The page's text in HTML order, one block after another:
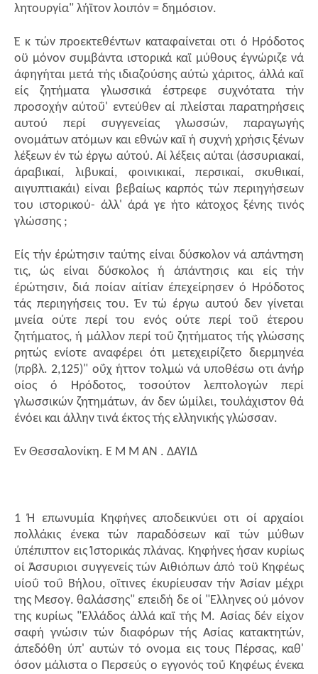
λητουργία" λήϊτον λοιπόν = δημόσιον.
Έ κ τών προεκτεθέντων καταφαίνεται οτι ό Ηρόδοτος
οϋ μόνον συμβάντα ιστορικά καϊ μύθους έγνώριζε νά
άφηγήται μετά τής ιδιαζούσης αύτώ χάριτος, άλλά καϊ
είς ζητήματα γλωσσικά έστρεφε συχνότατα τήν
προσοχήν αύτοΰ' εντεύθεν αί πλείσται παρατηρήσεις
αυτού περί συγγενείας γλωσσών, παραγωγής
ονομάτων ατόμων και εθνών καϊ ή συχνή χρήσις ξένων
λέξεων έν τώ έργω αύτού. Αί λέξεις αύται (άσσυριακαί,
άραβικαί, λιβυκαί, φοινικικαί, περσικαί, σκυθικαί,
αιγυπτιακάι) είναι βεβαίως καρπός τών περιηγήσεων
του ιστορικού- άλλ' άρά γε ήτο κάτοχος ξένης τινός
γλώσσης ;
Είς τήν έρώτησιν ταύτης είναι δύσκολον νά απάντηση
τις, ώς είναι δύσκολος ή άπάντησις και είς τήν
έρώτησιν, διά ποίαν αίτίαν έπεχείρησεν ό Ηρόδοτος
τάς περιηγήσεις του. Έν τώ έργω αυτού δεν γίνεται
μνεία ούτε περί του ενός ούτε περί τοΰ έτερου
ζητήματος, ή μάλλον περί τοΰ ζητήματος τής γλώσσης
ρητώς ενίοτε αναφέρει ότι μετεχειρίζετο διερμηνέα
(πρβλ. 2,125)" οΰχ ήττον τολμώ νά υποθέσω οτι άνήρ
οίος ό Ηρόδοτος, τοσούτον λεπτολογών περί
γλωσσικών ζητημάτων, άν δεν ώμίλει, τουλάχιστον θά
ένόει και άλλην τινά έκτος τής ελληνικής γλώσσαν.
Έν Θεσσαλονίκη. Ε Μ Μ ΑΝ . ΔΑΥΙΔ
1 Ή επωνυμία Κηφήνες αποδεικνύει οτι οί αρχαίοι
πολλάκις ένεκα τών παραδόσεων καϊ τών μύθων
ύπέπιπτον εις Ίστορικάς πλάνας. Κηφήνες ήσαν κυρίως
οί Άσσυριοι συγγενείς τών Αιθιόπων άπό τοϋ Κηφέως
υίοΰ τοΰ Βήλου, οϊτινες έκυρίευσαν τήν Άσίαν μέχρι
της Μεσογ. θαλάσσης" επειδή δε οί "Ελληνες ού μόνον
της κυρίως "Ελλάδος άλλά καϊ τής Μ. Ασίας δέν είχον
σαφή γνώσιν τών διαφόρων τής Ασίας κατακτητών,
άπεδόθη ύπ' αυτών τό ονομα εις τους Πέρσας, καθ'
όσον μάλιστα ο Περσεύς ο εγγονός τοΰ Κηφέως ένεκα